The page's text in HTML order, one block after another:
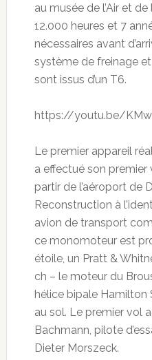
au musée de l’Air et
12.000 heures et 7
nécessaires avant
système de freinage
sont issus d’un T6.
https://youtu.be/
Le premier appareil
a effectué son premier
partir de l’aéroport de
Reconstruction à
avion de transport
ce monomoteur est
étoile, un Pratt &
ch – le moteur du
hélice bipale Hamilton
au sol. Le premier vol
Bachmann, pilote
Dieter Morszeck.